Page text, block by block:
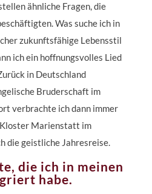
ähnliche Fragen, die
Was suche ich in
zukunftsfähige Lebensstil
ich ein hoffnungsvolles Lied
in Deutschland
Bruderschaft im
verbrachte ich dann immer
Kloster Marienstatt im
die geistliche Jahresreise.
die ich in meinen
habe.